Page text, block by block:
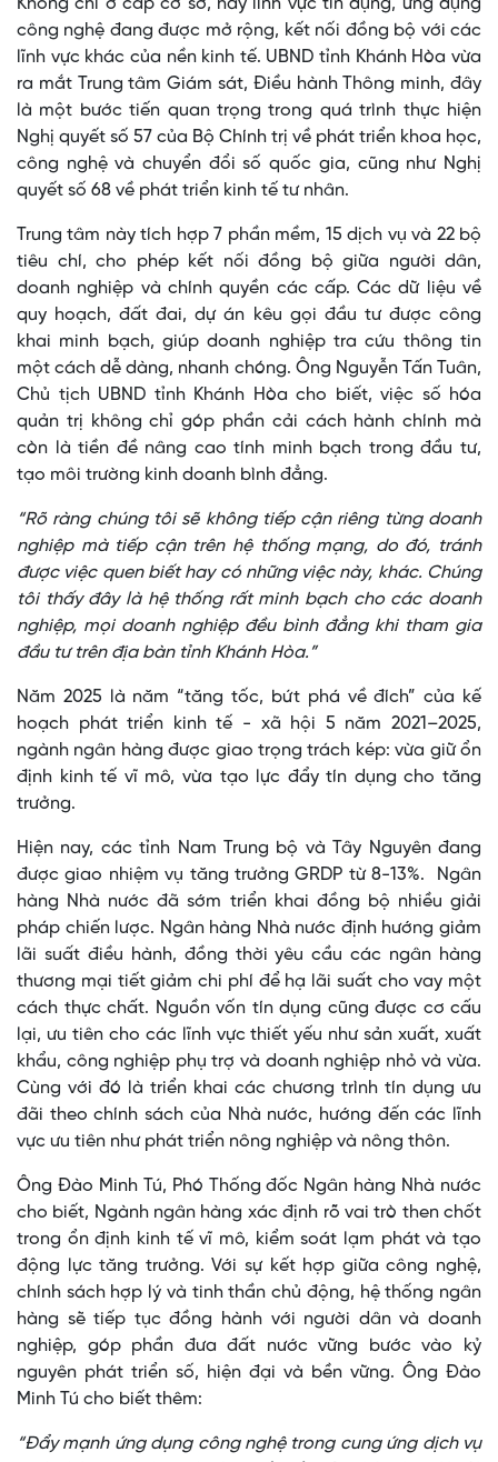
Không chỉ ở cấp cơ sở, hay lĩnh vực tín dụng, ứng dụng
công nghệ đang được mở rộng, kết nối đồng bộ với các
lĩnh vực khác của nền kinh tế. UBND tỉnh Khánh Hòa vừa
ra mắt Trung tâm Giám sát, Điều hành Thông minh, đây
là một bước tiến quan trọng trong quá trình thực hiện
Nghị quyết số 57 của Bộ Chính trị về phát triển khoa học,
công nghệ và chuyển đổi số quốc gia, cũng như Nghị
quyết số 68 về phát triển kinh tế tư nhân.
Trung tâm này tích hợp 7 phần mềm, 15 dịch vụ và 22 bộ
tiêu chí, cho phép kết nối đồng bộ giữa người dân,
doanh nghiệp và chính quyền các cấp. Các dữ liệu về
quy hoạch, đất đai, dự án kêu gọi đầu tư được công
khai minh bạch, giúp doanh nghiệp tra cứu thông tin
một cách dễ dàng, nhanh chóng. Ông Nguyễn Tấn Tuân,
Chủ tịch UBND tỉnh Khánh Hòa cho biết, việc số hóa
quản trị không chỉ góp phần cải cách hành chính mà
còn là tiền đề nâng cao tính minh bạch trong đầu tư,
tạo môi trường kinh doanh bình đẳng.
“Rõ ràng chúng tôi sẽ không tiếp cận riêng từng doanh
nghiệp mà tiếp cận trên hệ thống mạng, do đó, tránh
được việc quen biết hay có những việc này, khác. Chúng
tôi thấy đây là hệ thống rất minh bạch cho các doanh
nghiệp, mọi doanh nghiệp đều bình đẳng khi tham gia
đầu tư trên địa bàn tỉnh Khánh Hòa.”
Năm 2025 là năm “tăng tốc, bứt phá về đích” của kế
hoạch phát triển kinh tế - xã hội 5 năm 2021–2025,
ngành ngân hàng được giao trọng trách kép: vừa giữ ổn
định kinh tế vĩ mô, vừa tạo lực đẩy tín dụng cho tăng
trưởng.
Hiện nay, các tỉnh Nam Trung bộ và Tây Nguyên đang
được giao nhiệm vụ tăng trưởng GRDP từ 8-13%. Ngân
hàng Nhà nước đã sớm triển khai đồng bộ nhiều giải
pháp chiến lược. Ngân hàng Nhà nước định hướng giảm
lãi suất điều hành, đồng thời yêu cầu các ngân hàng
thương mại tiết giảm chi phí để hạ lãi suất cho vay một
cách thực chất. Nguồn vốn tín dụng cũng được cơ cấu
lại, ưu tiên cho các lĩnh vực thiết yếu như sản xuất, xuất
khẩu, công nghiệp phụ trợ và doanh nghiệp nhỏ và vừa.
Cùng với đó là triển khai các chương trình tín dụng ưu
đãi theo chính sách của Nhà nước, hướng đến các lĩnh
vực ưu tiên như phát triển nông nghiệp và nông thôn.
Ông Đào Minh Tú, Phó Thống đốc Ngân hàng Nhà nước
cho biết, Ngành ngân hàng xác định rõ vai trò then chốt
trong ổn định kinh tế vĩ mô, kiểm soát lạm phát và tạo
động lực tăng trưởng. Với sự kết hợp giữa công nghệ,
chính sách hợp lý và tinh thần chủ động, hệ thống ngân
hàng sẽ tiếp tục đồng hành với người dân và doanh
nghiệp, góp phần đưa đất nước vững bước vào kỷ
nguyên phát triển số, hiện đại và bền vững. Ông Đào
Minh Tú cho biết thêm:
“Đẩy mạnh ứng dụng công nghệ trong cung ứng dịch vụ